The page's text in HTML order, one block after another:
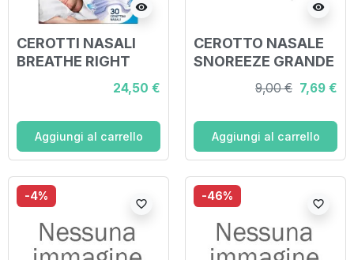
visibility
CEROTTI NASALI
BREATHE RIGHT
TRASPARENTI
GRANDI 30 PEZZI
24,50 €
Aggiungi al carrello
visibility
CEROTTO NASALE
SNOREEZE GRANDE
9,00 € 7,69 €
Aggiungi al carrello
-4%
favorite_border
-46%
favorite_border